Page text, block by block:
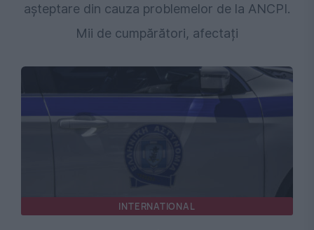
așteptare din cauza problemelor de la ANCPI.
Mii de cumpărători, afectați
INTERNATIONAL